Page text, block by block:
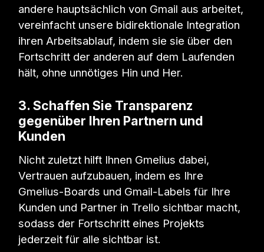
andere hauptsächlich von Gmail aus arbeitet,
vereinfacht unsere bidirektionale Integration
ihren Arbeitsablauf, indem sie sie über den
Fortschritt der anderen auf dem Laufenden
hält, ohne unnötiges Hin und Her.
3. Schaffen Sie Transparenz
gegenüber Ihren Partnern und
Kunden
Nicht zuletzt hilft Ihnen Gmelius dabei,
Vertrauen aufzubauen, indem es Ihre
Gmelius-Boards und Gmail-Labels für Ihre
Kunden und Partner in Trello sichtbar macht,
sodass der Fortschritt eines Projekts
jederzeit für alle sichtbar ist.